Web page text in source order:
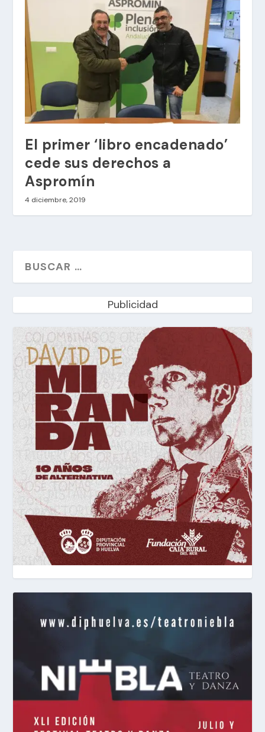
El primer ‘libro encadenado’
cede sus derechos a
Aspromín
4 diciembre, 2019
Publicidad